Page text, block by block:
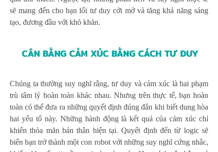
sẽ mang đến cho bạn lối tư duy cởi mở và tăng khả năng sáng
tạo, đương đầu với khó khăn.
Chúng ta thường suy nghĩ rằng, tư duy và cảm xúc là hai phạm
trù tâm lý hoàn toàn khác nhau. Nhưng trên thực tế, bạn hoàn
toàn có thể đưa ra những quyết định đúng đắn khi biết dung hòa
hai yếu tố này. Những hành động là kết quả của cảm xúc chỉ
khiến thỏa mãn bản thân hiện tại. Quyết định đến từ logic sẽ
biến bạn trở thành một con robot với những suy nghĩ cứng nhắc,